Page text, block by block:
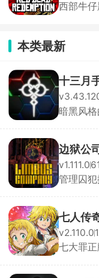
西部牛
本类最新
十三月
暗黑风
边狱公
v1.111.0
管理囚
七人传
v2.110.0
七大罪